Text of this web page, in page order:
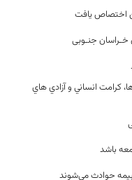
جنـوبی
کرامت انساني و آزادي هاي
باشد
حوادث می‌شوند